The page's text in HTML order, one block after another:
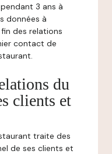
3 ans à
données à
des relations
contact de
du
clients et
traite des
de ses clients et